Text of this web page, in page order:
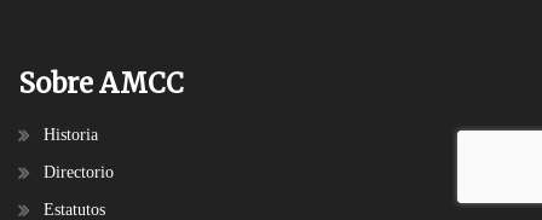
Sobre AMCC
Historia
Directorio
Estatutos